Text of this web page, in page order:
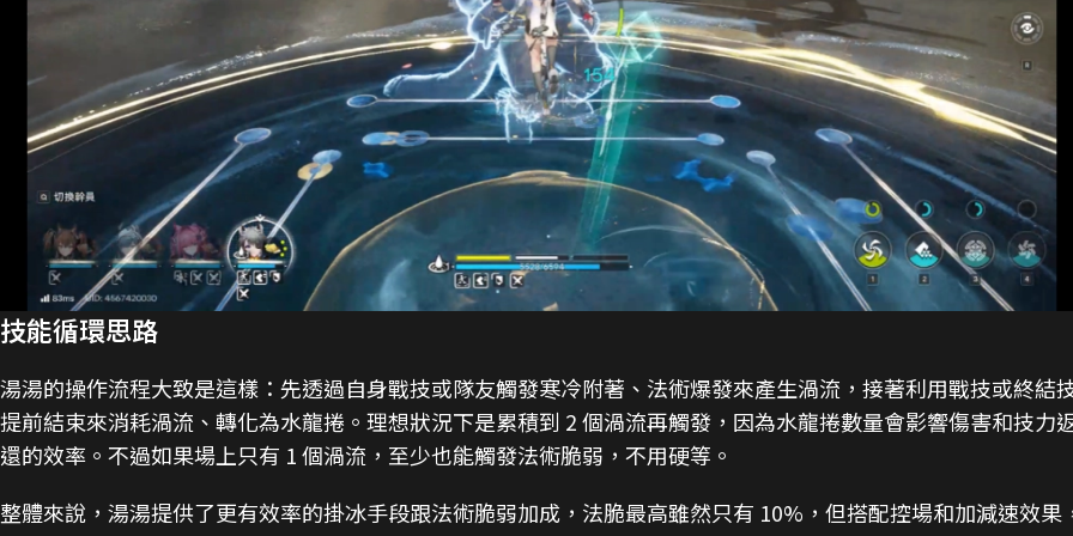
技能循環思路
湯湯的操作流程大致是這樣：先透過自身戰技或隊友觸發寒冷附著、法術爆發來產生渦流，接著利用戰技或終結
提前結束來消耗渦流、轉化為水龍捲。理想狀況下是累積到 2 個渦流再觸發，因為水龍捲數量會影響傷害和技力
還的效率。不過如果場上只有 1 個渦流，至少也能觸發法術脆弱，不用硬等。
整體來說，湯湯提供了更有效率的掛冰手段跟法術脆弱加成，法脆最高雖然只有 10%，但搭配控場和加減速效果